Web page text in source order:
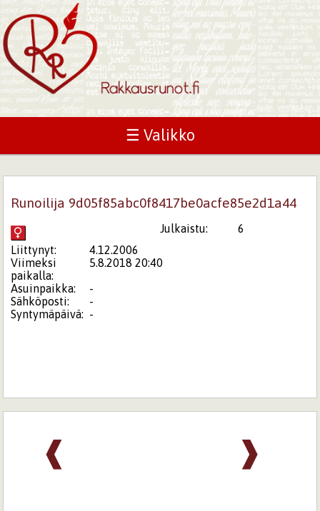
☰ Valikko
Runoilija 9d05f85abc0f8417be0acfe85e2d1a44
Julkaistu:
6
Liittynyt:
4.12.2006
Viimeksi
paikalla:
5.8.2018 20:40
Asuinpaikka:
-
Sähköposti:
-
Syntymäpäivä: -
❱
❰